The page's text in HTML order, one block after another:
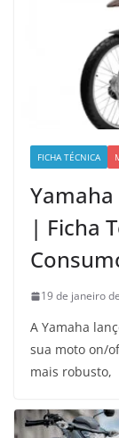
FICHA TÉCNICA
| Ficha
19 de janeiro
A Yamaha
sua moto on/
mais robusto,